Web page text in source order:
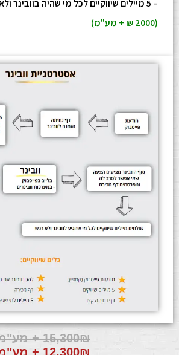
– 5 מיילים שיווקיים לכל מי שהיה בוובינר ולא רכש
(2000 ₪ + מע"מ)
15,300₪ + מע"מ
12,300₪ + מע"מ